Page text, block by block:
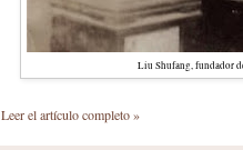
Liu Shufang, fundador
Leer el artículo completo »